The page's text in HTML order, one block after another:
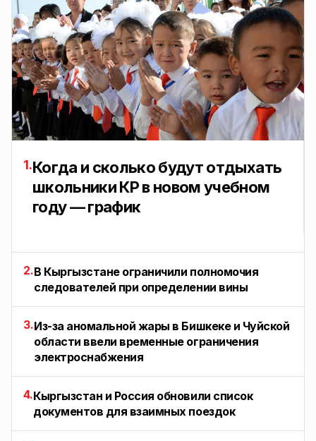
1.Когда и сколько будут отдыхать
школьники КР в новом учебном
году — график
2.В Кыргызстане ограничили полномочия
следователей при определении вины
3.Из-за аномальной жары в Бишкеке и Чуйской
области ввели временные ограничения
электроснабжения
4.Кыргызстан и Россия обновили список
документов для взаимных поездок